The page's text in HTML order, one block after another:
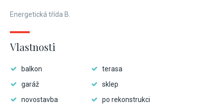
Energetická třída B.
Vlastnosti
balkon
terasa
garáž
sklep
novostavba
po rekonstrukci